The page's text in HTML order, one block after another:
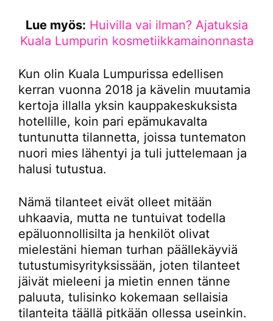
Lue myös: Huivilla vai ilman? Ajatuksia
Kuala Lumpurin kosmetiikkamainonnasta
Kun olin Kuala Lumpurissa edellisen
kerran vuonna 2018 ja kävelin muutamia
kertoja illalla yksin kauppakeskuksista
hotellille, koin pari epämukavalta
tuntunutta tilannetta, joissa tuntematon
nuori mies lähentyi ja tuli juttelemaan ja
halusi tutustua.
Nämä tilanteet eivät olleet mitään
uhkaavia, mutta ne tuntuivat todella
epäluonnollisilta ja henkilöt olivat
mielestäni hieman turhan päällekäyviä
tutustumisyrityksissään, joten tilanteet
jäivät mieleeni ja mietin ennen tänne
paluuta, tulisinko kokemaan sellaisia
tilanteita täällä pitkään ollessa useinkin.